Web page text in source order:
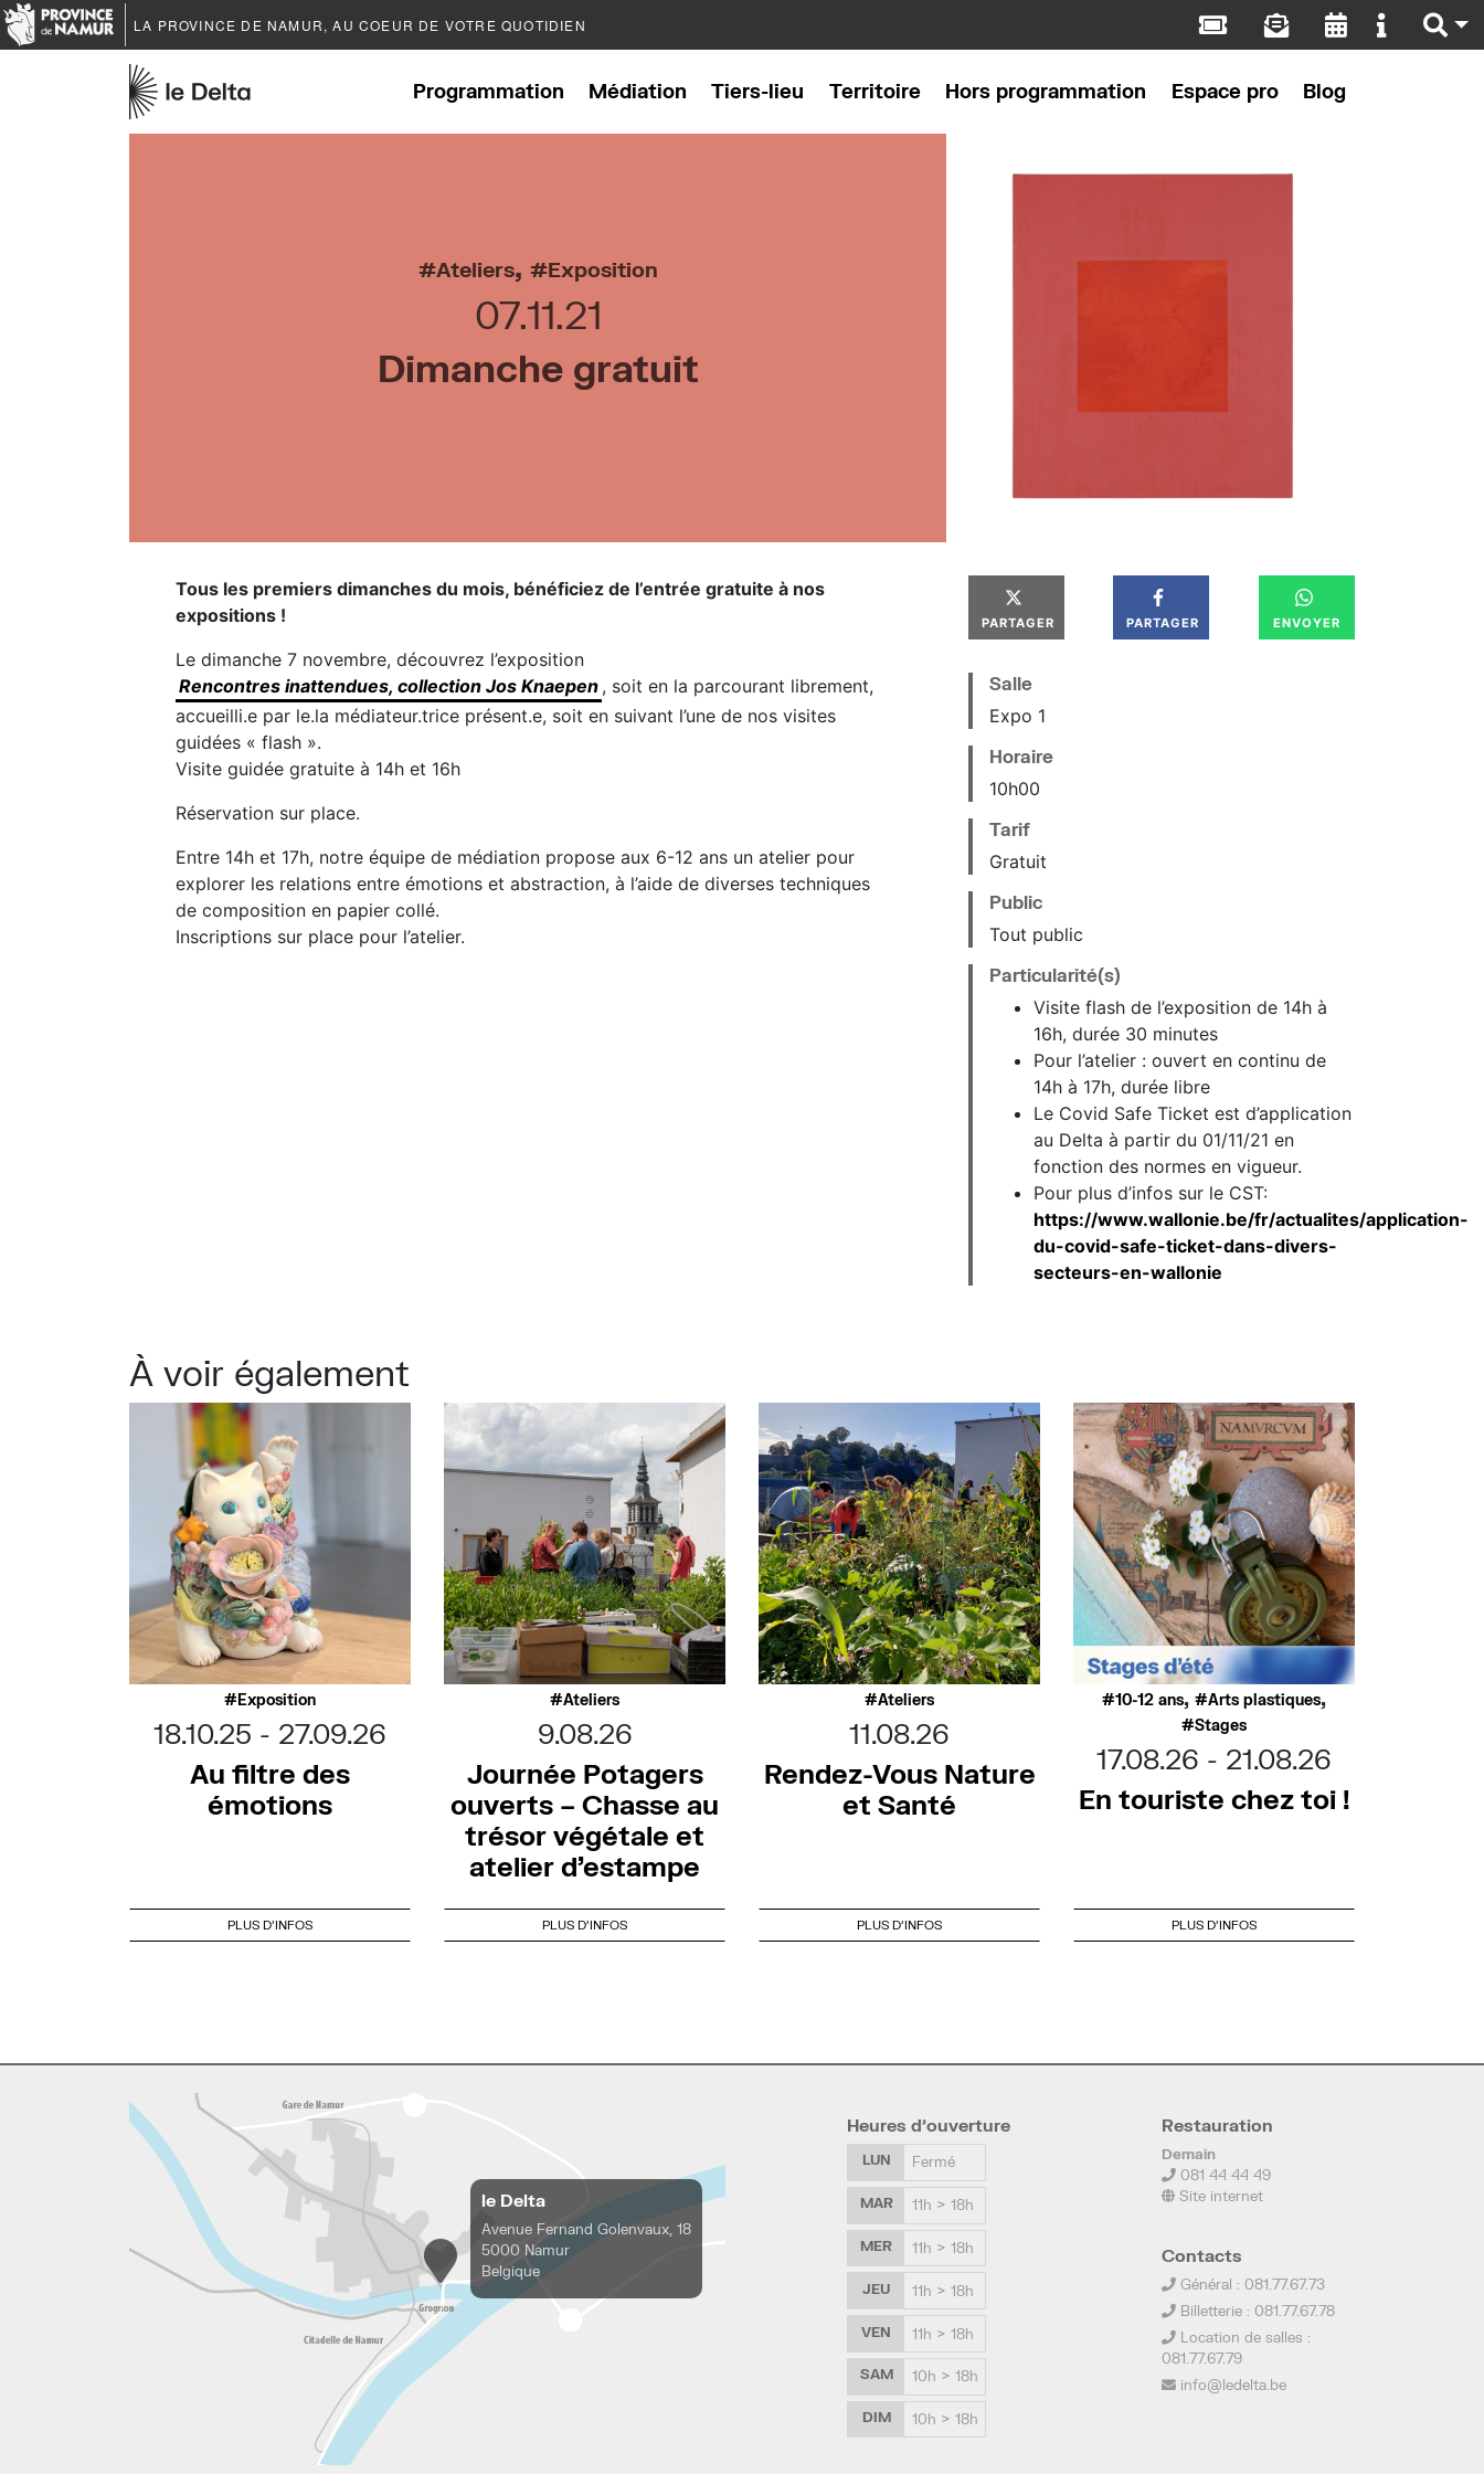
LA PROVINCE DE NAMUR, AU COEUR DE VOTRE QUOTIDIEN
Programmation Médiation Tiers-lieu Territoire Hors programmation Espace pro Blog
Ateliers, Exposition
07.11.21
Dimanche gratuit
Tous les premiers dimanches du mois, bénéficiez de l’entrée gratuite à nos
expositions !
Le dimanche 7 novembre, découvrez l’exposition
Rencontres inattendues, collection Jos Knaepen , soit en la parcourant librement,
accueilli.e par le.la médiateur.trice présent.e, soit en suivant l’une de nos visites
guidées « flash ».
Visite guidée gratuite à 14h et 16h
Réservation sur place.
Entre 14h et 17h, notre équipe de médiation propose aux 6-12 ans un atelier pour
explorer les relations entre émotions et abstraction, à l’aide de diverses techniques
de composition en papier collé.
Inscriptions sur place pour l’atelier.
PARTAGER PARTAGER ENVOYER
Salle
Expo 1
Horaire
10h00
Tarif
Gratuit
Public
Tout public
Particularité(s)
Visite flash de l’exposition de 14h à
16h, durée 30 minutes
Pour l’atelier : ouvert en continu de
14h à 17h, durée libre
Le Covid Safe Ticket est d’application
au Delta à partir du 01/11/21 en
fonction des normes en vigueur.
Pour plus d’infos sur le CST:
https://www.wallonie.be/fr/actualites/application-
du-covid-safe-ticket-dans-divers-
secteurs-en-wallonie
À voir également
Exposition
18.10.25
27.09.26
Au filtre des
émotions
PLUS D'INFOS
Ateliers
9.08.26
Journée Potagers
ouverts – Chasse au
trésor végétale et
atelier d’estampe
PLUS D'INFOS
Ateliers
11.08.26
Rendez-Vous Nature
et Santé
PLUS D'INFOS
10-12 ans, Arts plastiques,
Stages
17.08.26
21.08.26
En touriste chez toi !
PLUS D'INFOS
le Delta
Avenue Fernand Golenvaux, 18
5000 Namur
Belgique
Heures d’ouverture
LUN Fermé
MAR 11h > 18h
MER 11h > 18h
JEU 11h > 18h
VEN 11h > 18h
SAM 10h > 18h
DIM 10h > 18h
Restauration
Demain
081 44 44 49
Site internet
Contacts
Général : 081.77.67.73
Billetterie : 081.77.67.78
Location de salles :
081.77.67.79
info@ledelta.be